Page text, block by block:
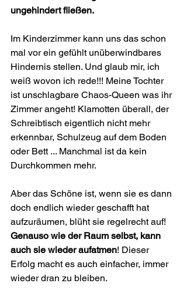
ungehindert fließen.
Im Kinderzimmer kann uns das schon
mal vor ein gefühlt unüberwindbares
Hindernis stellen. Und glaub mir, ich
weiß wovon ich rede!!! Meine Tochter
ist unschlagbare Chaos-Queen was ihr
Zimmer angeht! Klamotten überall, der
Schreibtisch eigentlich nicht mehr
erkennbar, Schulzeug auf dem Boden
oder Bett ... Manchmal ist da kein
Durchkommen mehr.
Aber das Schöne ist, wenn sie es dann
doch endlich wieder geschafft hat
aufzuräumen, blüht sie regelrecht auf!
Genauso wie der Raum selbst, kann
auch sie wieder aufatmen! Dieser
Erfolg macht es auch einfacher, immer
wieder dran zu bleiben.